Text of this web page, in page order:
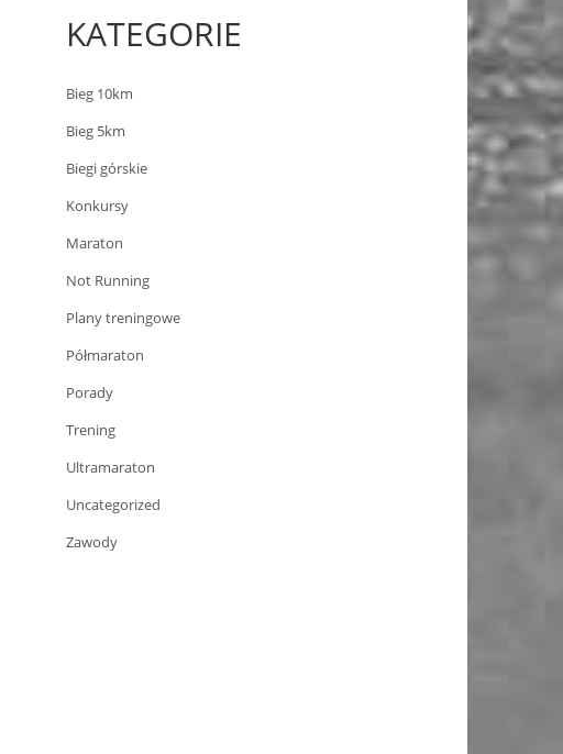
KATEGORIE
Bieg 10km
Bieg 5km
Biegi górskie
Konkursy
Maraton
Not Running
Plany treningowe
Półmaraton
Porady
Trening
Ultramaraton
Uncategorized
Zawody